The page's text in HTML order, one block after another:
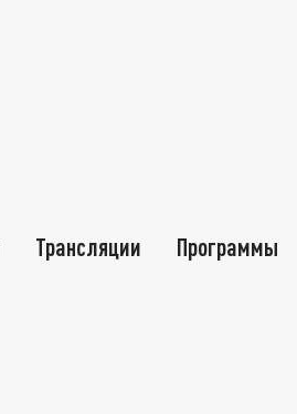
Трансляции Программы